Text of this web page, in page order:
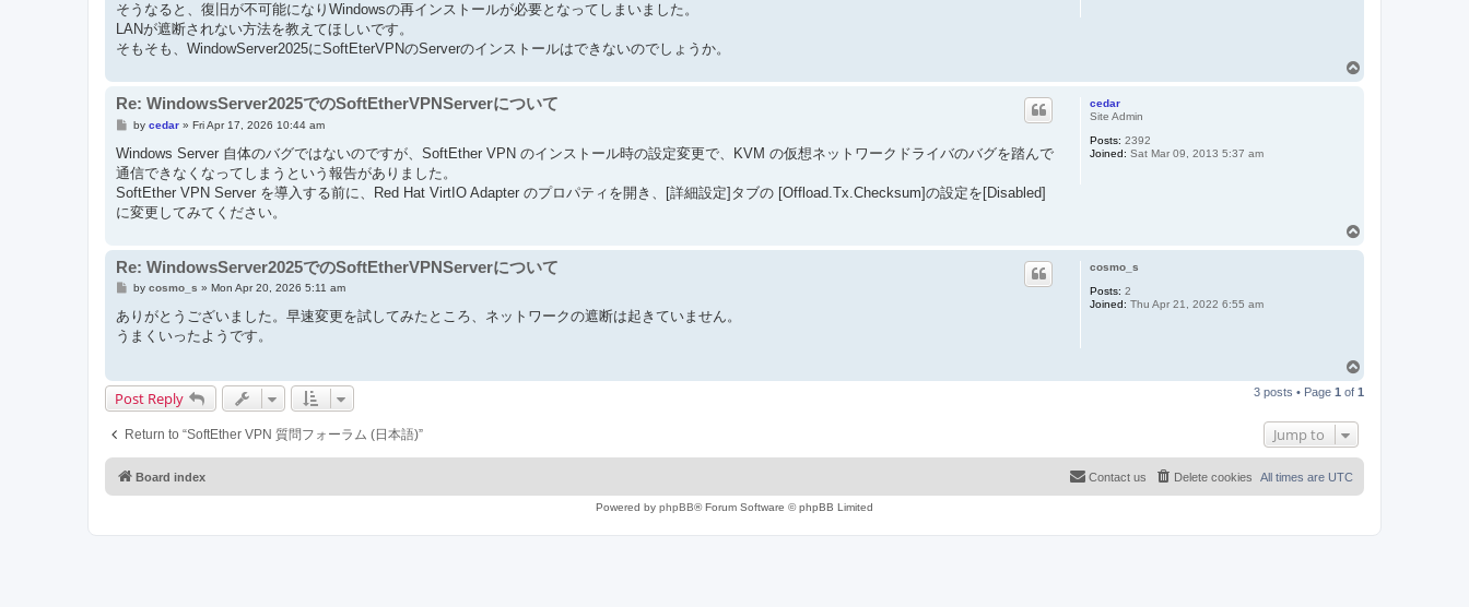
そうなると、復旧が不可能になりWindowsの再インストールが必要となってしまいました。
LANが遮断されない方法を教えてほしいです。
そもそも、WindowServer2025にSoftEterVPNのServerのインストールはできないのでしょうか。
cedar
Site Admin
Posts: 2392
Joined: Sat Mar 09, 2013 5:37 am
Re: WindowsServer2025でのSoftEtherVPNServerについて
P
s
by cedar» Fri Apr 17, 2026 10:44 am
Windows Server 自体のバグではないのですが、SoftEther VPN のインストール時の設定変更で、KVM の仮想ネットワークドライバのバグを踏んで
通信できなくなってしまうという報告がありました。
SoftEther VPN Server を導入する前に、Red Hat VirtIO Adapter のプロパティを開き、[詳細設定]タブの [Offload.Tx.Checksum]の設定を[Disabled]
に変更してみてください。
cosmo_s
Posts: 2
Joined: Thu Apr 21, 2022 6:55 am
Re: WindowsServer2025でのSoftEtherVPNServerについて
P
s
t
by cosmo_s » Mon Apr 20, 2026 5:11 am
ありがとうございました。早速変更を試してみたところ、ネットワークの遮断は起きていません。
うまくいったようです。
p
Post Reply 3 posts • Page 1 of 1
Return to “SoftEther VPN 質問フォーラム (日本語)” Jump to
Board index All times are UTC
Delete cookies
Contact us
Powered by phpBB® Forum Software © phpBB Limited